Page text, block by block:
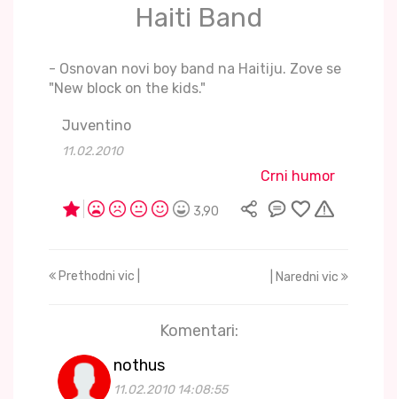
Haiti Band
- Osnovan novi boy band na Haitiju. Zove se
"New block on the kids."
Juventino
11.02.2010
Crni humor
3,90
Prethodni vic | | Naredni vic
Komentari:
nothus
11.02.2010 14:08:55